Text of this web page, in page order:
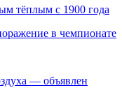
тёплым с 1900 года
в чемпионате
— объявлен